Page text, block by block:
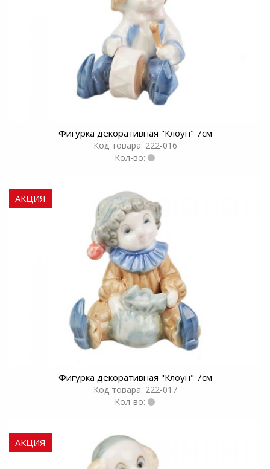
Фигурка декоративная "Клоун" 7см
Код товара: 222-016
Кол-во:
АКЦИЯ
Фигурка декоративная "Клоун" 7см
Код товара: 222-017
Кол-во:
АКЦИЯ